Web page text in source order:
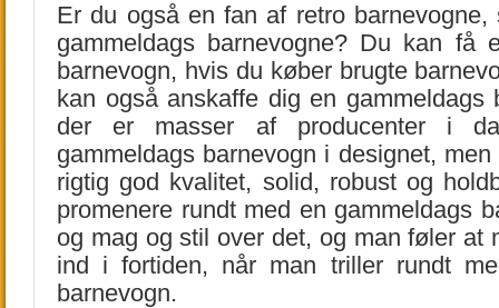
Er du også en fan af retro
gammeldags barnevogne? Du kan få
barnevogn, hvis du køber brugte
kan også anskaffe dig en gammeldags
der er masser af producenter i
gammeldags barnevogn i designet,
rigtig god kvalitet, solid, robust og
promenere rundt med en gammeldags
og mag og stil over det, og man føler at
ind i fortiden, når man triller rundt
barnevogn.